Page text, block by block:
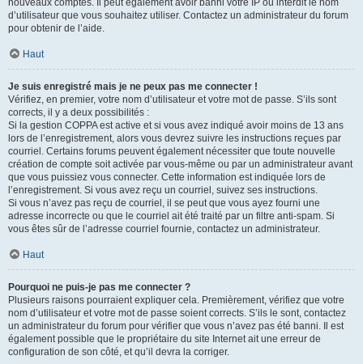
d’utilisateur que vous souhaitez utiliser. Contactez un administrateur du forum
pour obtenir de l’aide.
Haut
Je suis enregistré mais je ne peux pas me connecter !
Vérifiez, en premier, votre nom d’utilisateur et votre mot de passe. S’ils sont
corrects, il y a deux possibilités :
Si la gestion COPPA est active et si vous avez indiqué avoir moins de 13 ans
lors de l’enregistrement, alors vous devrez suivre les instructions reçues par
courriel. Certains forums peuvent également nécessiter que toute nouvelle
création de compte soit activée par vous-même ou par un administrateur avant
que vous puissiez vous connecter. Cette information est indiquée lors de
l’enregistrement. Si vous avez reçu un courriel, suivez ses instructions.
Si vous n’avez pas reçu de courriel, il se peut que vous ayez fourni une
adresse incorrecte ou que le courriel ait été traité par un filtre anti-spam. Si
vous êtes sûr de l’adresse courriel fournie, contactez un administrateur.
Haut
Pourquoi ne puis-je pas me connecter ?
Plusieurs raisons pourraient expliquer cela. Premièrement, vérifiez que votre
nom d’utilisateur et votre mot de passe soient corrects. S’ils le sont, contactez
un administrateur du forum pour vérifier que vous n’avez pas été banni. Il est
également possible que le propriétaire du site Internet ait une erreur de
configuration de son côté, et qu’il devra la corriger.